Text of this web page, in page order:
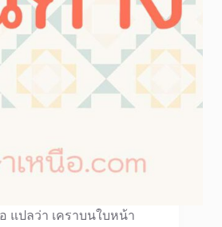
แปลว่า เคราบนใบหน้า